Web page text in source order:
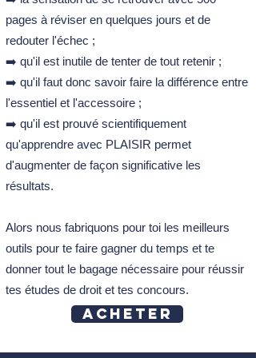
Arrêt Cames 21 juin 1895
Arrêt Anguet 3 février 1911
Arrêt Epoux Lemonnier 26 juillet 1918
Arrêt Regnault-Desroziers 28 mars 1919
Arrêt Couitéas 30 novembre 1923
Arrêt Deberles 7 avril 1933
Arrêt Thépaz 14 janvier 1935
Arrêt Société la Fleurette 14 janvier 1938
Arrêt Caisse d'épargne.
d’assurances sociales de Meurthe-et-
Arrêt Commune de St-Priest-la-Plaine 22
nov 1946
Aubry 21 mars 1947
Arrêt Laruelle, Delville 28 juillet 1951
Arrêt Trésor public contre Giry 23
original, divertissant et surtout efficace.
Et vous savez quoi ?
Le FIGADA s'est
chargé de faire le boulot à votre place en
illustrant les éléments essentiels de
chaque grand arrêt : juridiction, date de la
décision de justice, nom de l'arrêt,
problème de droit et apport de l'arrêt).
positifs sur le fiches illustrées !
pages à réviser en quelques jours et de
redouter l'échec ;
➡️ qu'il est inutile de tenter de tout retenir ;
➡️ qu'il faut donc savoir faire la différence entre
l'essentiel et l'accessoire ;
➡️ qu'il est prouvé scientifiquement
qu'apprendre avec PLAISIR permet
d'augmenter de façon significative les
résultats.
Alors nous fabriquons pour toi les meilleurs
outils pour te faire gagner du temps et te
donner tout le bagage nécessaire pour réussir
tes études de droit et tes concours.
Acheter